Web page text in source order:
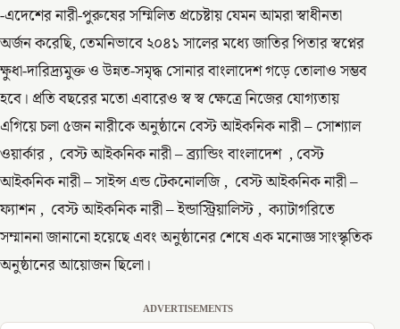
-এদেশের নারী-পুরুষের সম্মিলিত প্রচেষ্টায় যেমন আমরা স্বাধীনতা
অর্জন করেছি, তেমনিভাবে ২০৪১ সালের মধ্যে জাতির পিতার স্বপ্নের
ক্ষুধা-দারিদ্র্যমুক্ত ও উন্নত-সমৃদ্ধ সােনার বাংলাদেশ গড়ে তােলাও সম্ভব
হবে। প্রতি বছরের মতো এবারেও স্ব স্ব ক্ষেত্রে নিজের যােগ্যতায়
এগিয়ে চলা ৫জন নারীকে অনুষ্ঠানে বেস্ট আইকনিক নারী – সোশ্যাল
ওয়ার্কার , বেস্ট আইকনিক নারী – ব্র্যান্ডিং বাংলাদেশ , বেস্ট
আইকনিক নারী – সাইন্স এন্ড টেকনোলজি , বেস্ট আইকনিক নারী –
ফ্যাশন , বেস্ট আইকনিক নারী – ইন্ডাস্ট্রিয়ালিস্ট , ক্যাটাগরিতে
সম্মাননা জানানাে হয়েছে এবং অনুষ্ঠানের শেষে এক মনােজ্ঞ সাংস্কৃতিক
অনুষ্ঠানের আয়ােজন ছিলাে।
ADVERTISEMENTS